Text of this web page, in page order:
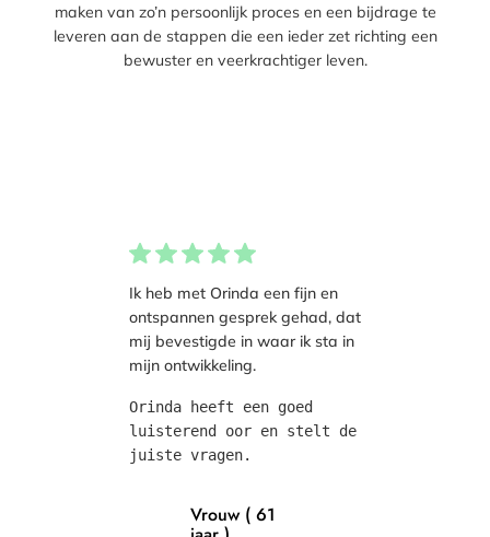
maken van zo’n persoonlijk proces en een bijdrage te
leveren aan de stappen die een ieder zet richting een
bewuster en veerkrachtiger leven.
Ik heb met Orinda een fijn en
ontspannen gesprek gehad, dat
mij bevestigde in waar ik sta in
mijn ontwikkeling.
Orinda heeft een goed
luisterend oor en stelt de
juiste vragen.
Vrouw ( 61